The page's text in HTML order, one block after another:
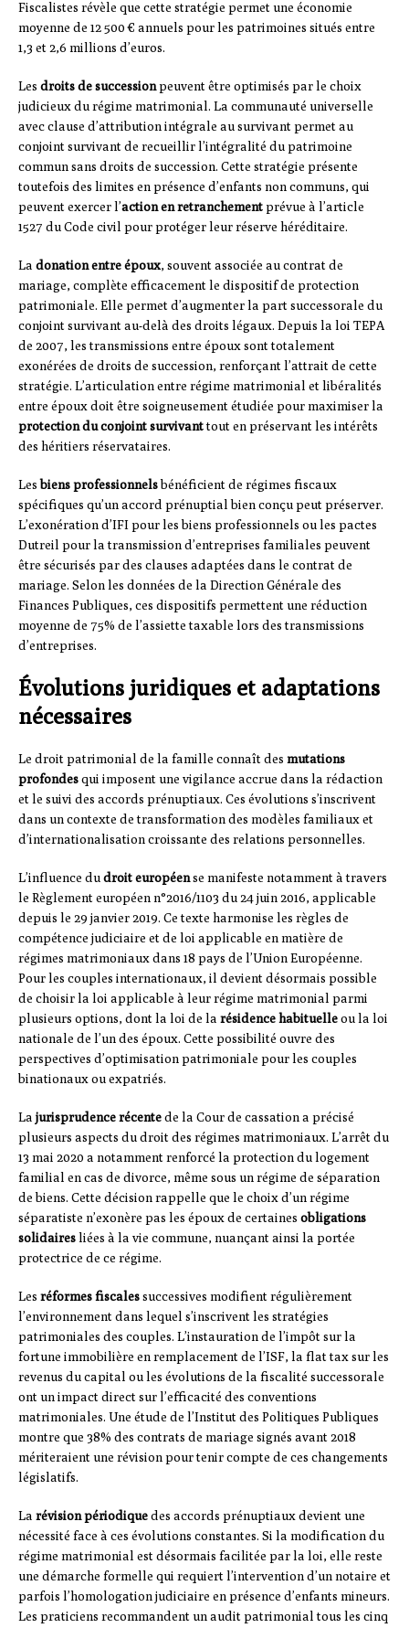
Fiscalistes révèle que cette stratégie permet une économie
moyenne de 12 500 € annuels pour les patrimoines situés entre
1,3 et 2,6 millions d’euros.
Les droits de successionpeuvent être optimisés par le choix
judicieux du régime matrimonial. La communauté universelle
avec clause d’attribution intégrale au survivant permet au
conjoint survivant de recueillir l’intégralité du patrimoine
commun sans droits de succession. Cette stratégie présente
toutefois des limites en présence d’enfants non communs, qui
peuvent exercer l’action en retranchementprévue à l’article
1527 du Code civil pour protéger leur réserve héréditaire.
La donation entre époux, souvent associée au contrat de
mariage, complète efficacement le dispositif de protection
patrimoniale. Elle permet d’augmenter la part successorale du
conjoint survivant au-delà des droits légaux. Depuis la loi TEPA
de 2007, les transmissions entre époux sont totalement
exonérées de droits de succession, renforçant l’attrait de cette
stratégie. L’articulation entre régime matrimonial et libéralités
entre époux doit être soigneusement étudiée pour maximiser la
protection du conjoint survivanttout en préservant les intérêts
des héritiers réservataires.
Lesbiens professionnelsbénéficient de régimes fiscaux
spécifiques qu’un accord prénuptial bien conçu peut préserver.
L’exonération d’IFI pour les biens professionnels ou les pactes
Dutreil pour la transmission d’entreprises familiales peuvent
être sécurisés par des clauses adaptées dans le contrat de
mariage. Selon les données de la Direction Générale des
Finances Publiques, ces dispositifs permettent une réduction
moyenne de 75% de l’assiette taxable lors des transmissions
d’entreprises.
Évolutions juridiques et adaptations
nécessaires
Le droit patrimonial de la famille connaît des mutations
profondesqui imposent une vigilance accrue dans la rédaction
et le suivi des accords prénuptiaux. Ces évolutions s’inscrivent
dans un contexte de transformation des modèles familiaux et
d’internationalisation croissante des relations personnelles.
L’influence dudroit européense manifeste notamment à travers
le Règlement européen n°2016/1103 du 24 juin 2016, applicable
depuis le 29 janvier 2019. Ce texte harmonise les règles de
compétence judiciaire et de loi applicable en matière de
régimes matrimoniaux dans 18 pays de l’Union Européenne.
Pour les couples internationaux, il devient désormais possible
de choisir la loi applicable à leur régime matrimonial parmi
plusieurs options, dont la loi de la résidence habituelleou la loi
nationale de l’un des époux. Cette possibilité ouvre des
perspectives d’optimisation patrimoniale pour les couples
binationaux ou expatriés.
La jurisprudence récentede la Cour de cassation a précisé
plusieurs aspects du droit des régimes matrimoniaux. L’arrêt du
13 mai 2020 a notamment renforcé la protection du logement
familial en cas de divorce, même sous un régime de séparation
de biens. Cette décision rappelle que le choix d’un régime
séparatiste n’exonère pas les époux de certaines obligations
solidairesliées à la vie commune, nuançant ainsi la portée
protectrice de ce régime.
Les réformes fiscalessuccessives modifient régulièrement
l’environnement dans lequel s’inscrivent les stratégies
patrimoniales des couples. L’instauration de l’impôt sur la
fortune immobilière en remplacement de l’ISF, la flat tax sur les
revenus du capital ou les évolutions de la fiscalité successorale
ont un impact direct sur l’efficacité des conventions
matrimoniales. Une étude de l’Institut des Politiques Publiques
montre que 38% des contrats de mariage signés avant 2018
mériteraient une révision pour tenir compte de ces changements
législatifs.
La révision périodiquedes accords prénuptiaux devient une
nécessité face à ces évolutions constantes. Si la modification du
régime matrimonial est désormais facilitée par la loi, elle reste
une démarche formelle qui requiert l’intervention d’un notaire et
parfois l’homologation judiciaire en présence d’enfants mineurs.
Les praticiens recommandent un audit patrimonial tous les cinq